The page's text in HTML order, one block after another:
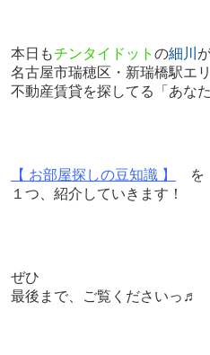
本日もチンタイドット の細川
名古屋市瑞穂区・新瑞橋駅エ
不動産賃貸を探してる「あな
【 お部屋探しの豆知識 】
を
１つ、紹介していきます！
ぜひ
最後まで、ご覧くださいっ♬